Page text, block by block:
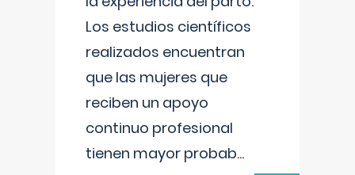
Los estudios científicos
realizados encuentran
que las mujeres que
reciben un apoyo
continuo profesional
tienen mayor probab...